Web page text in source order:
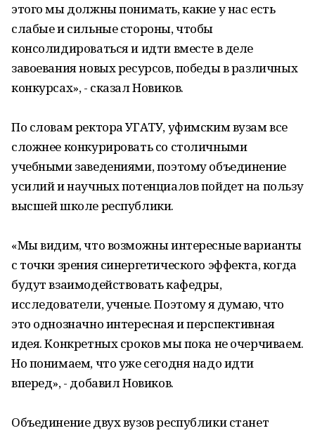
этого мы должны понимать, какие у нас есть
слабые и сильные стороны, чтобы
консолидироваться и идти вместе в деле
завоевания новых ресурсов, победы в различных
конкурсах», - сказал Новиков.
По словам ректора УГАТУ, уфимским вузам все
сложнее конкурировать со столичными
учебными заведениями, поэтому объединение
усилий и научных потенциалов пойдет на пользу
высшей школе республики.
«Мы видим, что возможны интересные варианты
с точки зрения синергетического эффекта, когда
будут взаимодействовать кафедры,
исследователи, ученые. Поэтому я думаю, что
это однозначно интересная и перспективная
идея. Конкретных сроков мы пока не очерчиваем.
Но понимаем, что уже сегодня надо идти
вперед», - добавил Новиков.
Объединение двух вузов республики станет